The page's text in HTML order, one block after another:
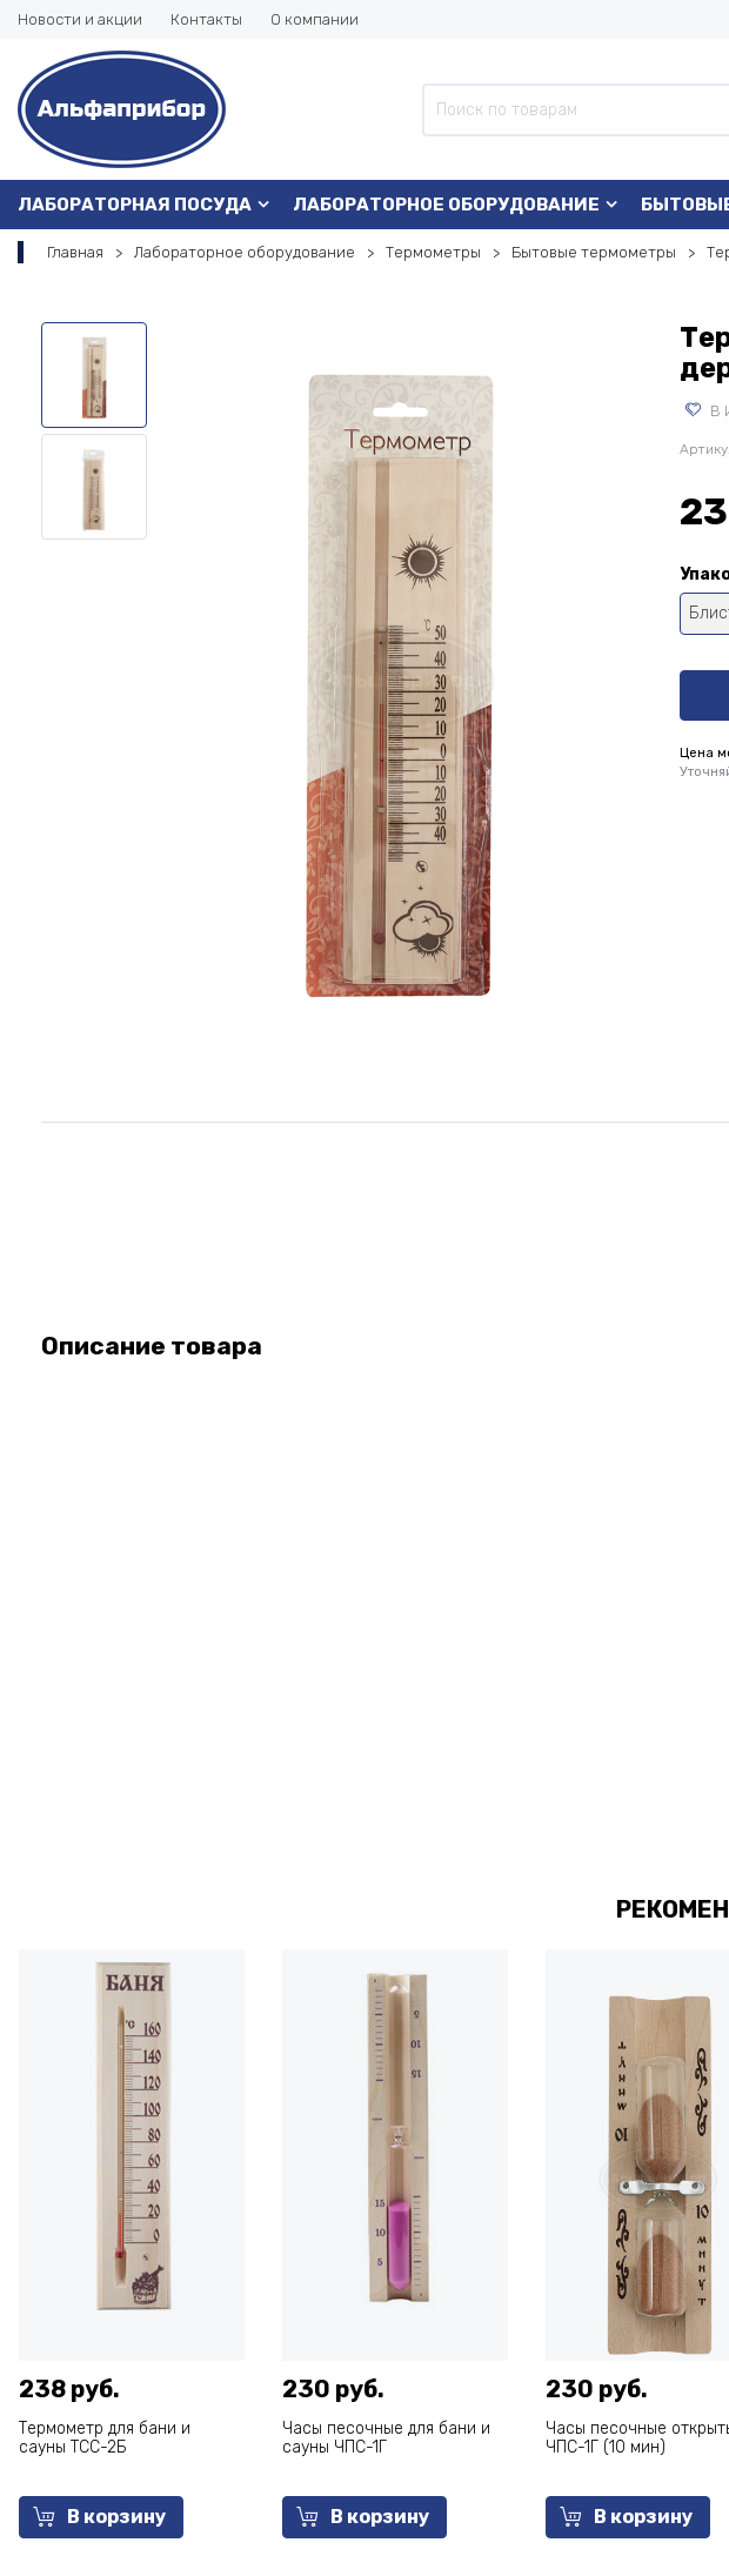
Новости и акции Контакты О компании
ЛАБОРАТОРНАЯ ПОСУДА ЛАБОРАТОРНОЕ ОБОРУДОВАНИЕ
Главная Лабораторное оборудование Термометры Бытовые термометры
В
Цена
Описание товара
238 руб.
Термометр для бани и
сауны ТСС-2Б
В корзину
230 руб.
Часы песочные для бани и
сауны ЧПС-1Г
В корзину
230 руб.
Часы песочные
ЧПС-1Г (10 мин)
В корзину